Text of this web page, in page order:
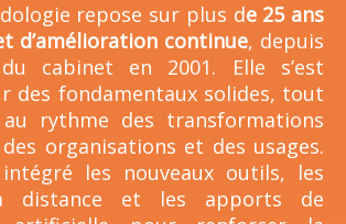
repose sur plus de 25 ans
d’amélioration continue, depuis
cabinet en 2001. Elle s’est
des fondamentaux solides, tout
rythme des transformations
organisations et des usages.
les nouveaux outils, les
distance et les apports de